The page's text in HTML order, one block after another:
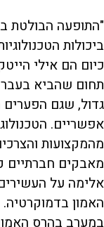
"התופעה הבולטת
ביכולות
כיום הם אילי
תחום שהביא בעבר
גדול, שגם הפערים
אפשריים.
מהמקצועות
מאבקים חברתיים
אלימה על
האמון